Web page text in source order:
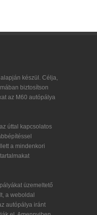
készül. Célja,
biztosítson
az M60 autópálya
úttal kapcsolatos
a mindenkori
üzemeltető
a weboldal
autópálya iránt